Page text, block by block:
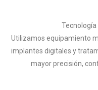
Utilizamos equipamiento
implantes digitales y
mayor precisión,